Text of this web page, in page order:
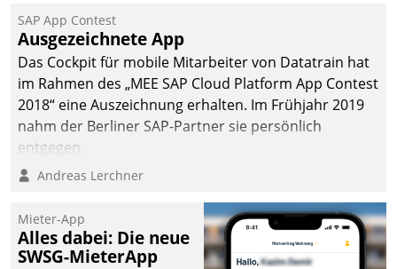
SAP App Contest
Ausgezeichnete App
Das Cockpit für mobile Mitarbeiter von Datatrain hat
im Rahmen des „MEE SAP Cloud Platform App Contest
2018“ eine Auszeichnung erhalten. Im Frühjahr 2019
nahm der Berliner SAP-Partner sie persönlich
entgegen.
Andreas Lerchner
Mieter-App
Alles dabei: Die neue
SWSG-MieterApp